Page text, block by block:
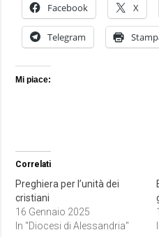
Facebook X
Telegram
Mi piace:
Correlati
Preghiera per l’unità dei
cristiani
16 Gennaio 2025
In "Diocesi di Alessandria"